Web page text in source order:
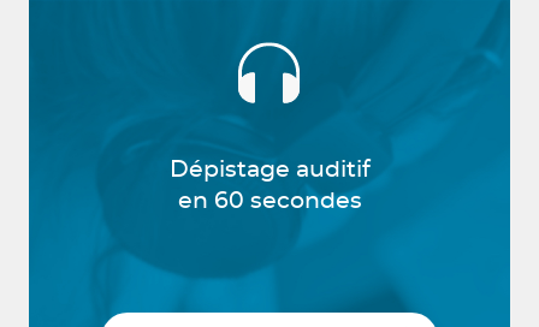
Dépistage auditif
en 60 secondes